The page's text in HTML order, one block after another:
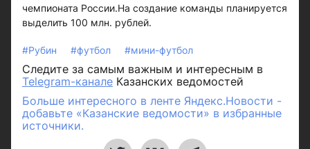
чемпионата России.На создание команды планируется
выделить 100 млн. рублей.
#Рубин #футбол #мини-футбол
Следите за самым важным и интересным в
Telegram-канале Казанских ведомостей
Больше интересного в ленте Яндекс.Новости -
добавьте «Казанские ведомости» в избранные
источники.